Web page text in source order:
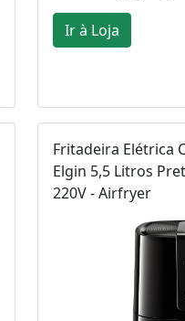
Ir à Loja
Fritadeira Elétrica
Elgin 5,5 Litros
220V - Airfryer